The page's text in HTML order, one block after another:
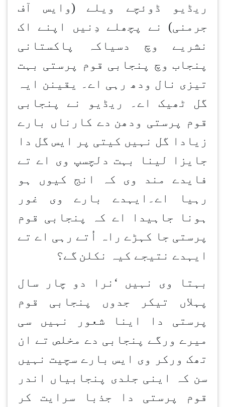
ریڈیو ڈوئچے ویلے (وایس آف
جرمنی) نے پچھلے دِنیں اپنے اک
نشریے وچ دسیاکہ پاکستانی
پنجاب وچ پنجابی قوم پرستی بہت
تیزی نال ودھ رہی اے۔ یقینن ایہ
گل ٹھیک اے۔ ریڈیو نے پنجابی
قوم پرستی ودھن دے کارناں بارے
زیادا گل نہیں کیتی پر ایس گل دا
جایزا لینا بہت دلچسپ وی اے تے
فایدے مند وی کہ انج کیوں ہو
رہیا اے۔ایہدے بارے وی غور
ہونا جاہیدا اے کہ پنجابی قوم
پرستی جا کہڑے راہ اُتے رہی اے تے
ایہدے نتیجے کیہ نکلن گے؟
بہتا وی نہیں ‘ نرا دو چار سال
پہلاں تیکر جدوں پنجابی قوم
پرستی دا اینا شعور نہیں سی
میرے ورگے پنجابی دے مخلص تے ان
تھک ورکر وی ایس بارے سچیت نہیں
سن کہ اینی جلدی پنجابیاں اندر
قوم پرستی دا جذبا سرایت کر